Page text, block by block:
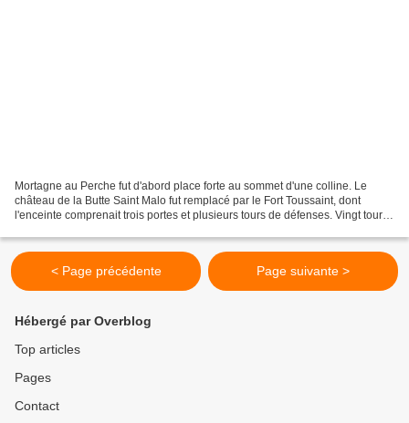
Mortagne au Perche fut d'abord place forte au sommet d'une colline. Le
château de la Butte Saint Malo fut remplacé par le Fort Toussaint, dont
l'enceinte comprenait trois portes et plusieurs tours de défenses. Vingt tours
< Page précédente Page suivante >
Hébergé par Overblog
Top articles
Pages
Contact